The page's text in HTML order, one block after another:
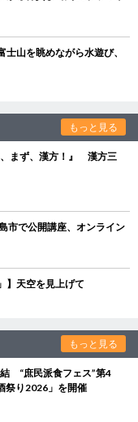
山を眺めながら水遊び、
もっと見る
まず、漢方！』 漢方三
市で公開講座、オンライン
】天空を見上げて
もっと見る
“庶民派食フェス”第4
祭り2026」を開催